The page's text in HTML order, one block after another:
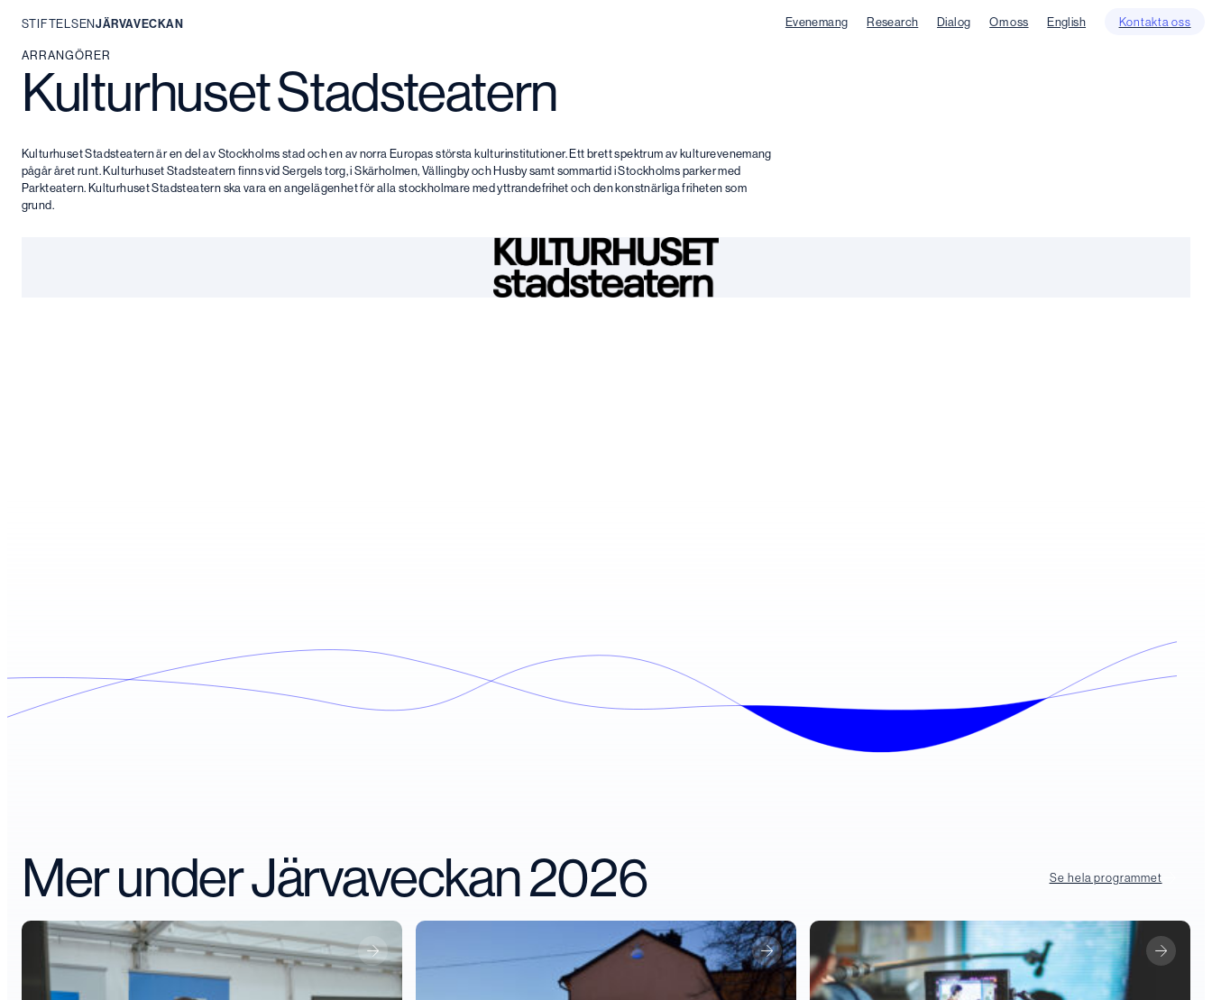
Hoppa
innehåll
STIFTELSENJÄRVAVECKAN Evenemang Research Dialog Om oss English Kontakta oss
ARRANGÖRER
Kulturhuset Stadsteatern
Kulturhuset Stadsteatern är en del av Stockholms stad och en av norra Europas största kulturinstitutioner. Ett brett spektrum av kulturevenemang
pågår året runt. Kulturhuset Stadsteatern finns vid Sergels torg, i Skärholmen, Vällingby och Husby samt sommartid i Stockholms parker med
Parkteatern. Kulturhuset Stadsteatern ska vara en angelägenhet för alla stockholmare med yttrandefrihet och den konstnärliga friheten som
grund.
Mer under Järvaveckan 2026 Se hela programmet